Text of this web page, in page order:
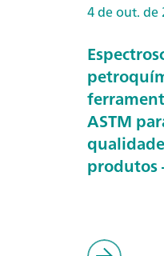
4 de out. de
ASTM
produtos